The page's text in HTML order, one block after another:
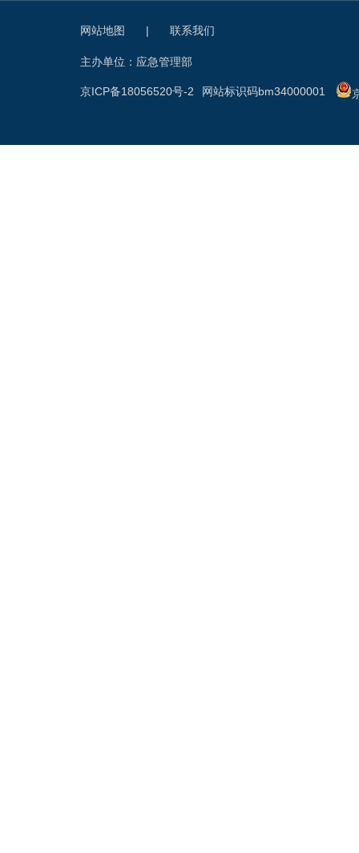
网站地图 | 联系我们
主办单位：应急管理部
网站标识码bm34000001
京ICP备18056520号-2